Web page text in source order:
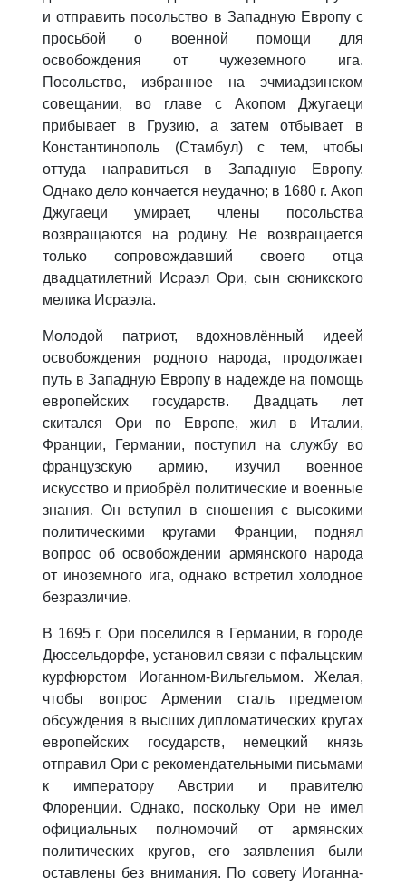
и отправить посольство в Западную Европу с
просьбой о военной помощи для
освобождения от чужеземного ига.
Посольство, избранное на эчмиадзинском
совещании, во главе с Акопом Джугаеци
прибывает в Грузию, а затем отбывает в
Константинополь (Стамбул) с тем, чтобы
оттуда направиться в Западную Европу.
Однако дело кончается неудачно; в 1680 г. Акоп
Джугаеци умирает, члены посольства
возвращаются на родину. Не возвращается
только сопровождавший своего отца
двадцатилетний Исраэл Ори, сын сюникского
мелика Исраэла.
Молодой патриот, вдохновлённый идеей
освобождения родного народа, продолжает
путь в Западную Европу в надежде на помощь
европейских государств. Двадцать лет
скитался Ори по Европе, жил в Италии,
Франции, Германии, поступил на службу во
французскую армию, изучил военное
искусство и приобрёл политические и военные
знания. Он вступил в сношения с высокими
политическими кругами Франции, поднял
вопрос об освобождении армянского народа
от иноземного ига, однако встретил холодное
безразличие.
В 1695 г. Ори поселился в Германии, в городе
Дюссельдорфе, установил связи с пфальцским
курфюрстом Иоганном‐Вильгельмом. Желая,
чтобы вопрос Армении сталь предметом
обсуждения в высших дипломатических кругах
европейских государств, немецкий князь
отправил Ори с рекомендательными письмами
к императору Австрии и правителю
Флоренции. Однако, поскольку Ори не имел
официальных полномочий от армянских
политических кругов, его заявления были
оставлены без внимания. По совету Иоганна‐